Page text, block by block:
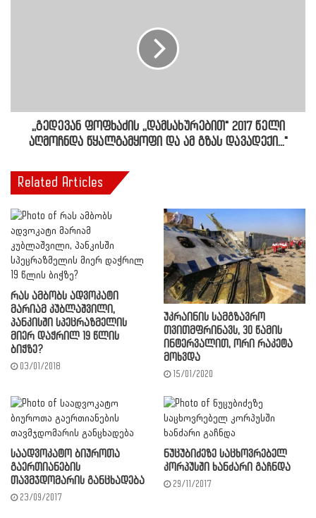
,,გედევან ფოფხაძის ,,დამსახურებით" 2017 წელი
აღმოჩნდა წყალგამყოფი და ამ გზას დავადექი..."
Related Articles
რას ამბობს ადვოკატი
მარიამ კუბლაშვილი,
პანკისში სპეცრაზმელის
მიერ დაჭრილ 19 წლის
ბიჭზე?
03/01/2018
უკრაინის სამგზავრო
თვითმფრინავს, 30 წამის
ინტერვალით, ორი რაკეტა
მოხვდა
15/01/2020
საადვოკატო ბიუროთა
გაერთიანების
თავმჯდომარის განცხადება
23/09/2017
ნუცუბიძეზე საცხოვრებელ
კორპუსში ხანძარი გაჩნდა
29/11/2017